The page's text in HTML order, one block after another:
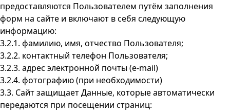
предоставляются Пользователем путём заполнения
форм на сайте и включают в себя следующую
информацию:
3.2.1. фамилию, имя, отчество Пользователя;
3.2.2. контактный телефон Пользователя;
3.2.3. адрес электронной почты (e-mail)
3.2.4. фотографию (при необходимости)
3.3. Сайт защищает Данные, которые автоматически
передаются при посещении страниц: